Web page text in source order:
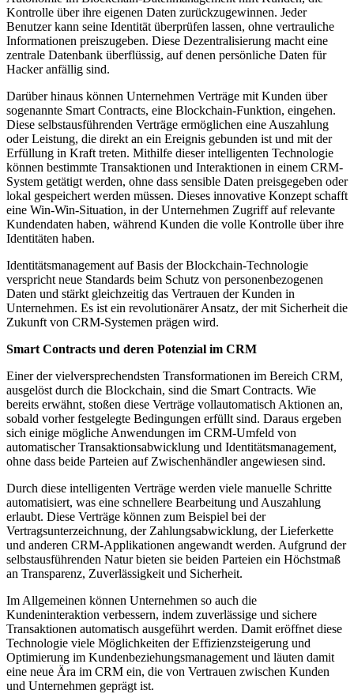
Kontrolle über ihre eigenen Daten zurückzugewinnen. Jeder
Benutzer kann seine Identität überprüfen lassen, ohne vertrauliche
Informationen preiszugeben. Diese Dezentralisierung macht eine
zentrale Datenbank überflüssig, auf denen persönliche Daten für
Hacker anfällig sind.
Darüber hinaus können Unternehmen Verträge mit Kunden über
sogenannte Smart Contracts, eine Blockchain-Funktion, eingehen.
Diese selbstausführenden Verträge ermöglichen eine Auszahlung
oder Leistung, die direkt an ein Ereignis gebunden ist und mit der
Erfüllung in Kraft treten. Mithilfe dieser intelligenten Technologie
können bestimmte Transaktionen und Interaktionen in einem CRM-
System getätigt werden, ohne dass sensible Daten preisgegeben oder
lokal gespeichert werden müssen. Dieses innovative Konzept schafft
eine Win-Win-Situation, in der Unternehmen Zugriff auf relevante
Kundendaten haben, während Kunden die volle Kontrolle über ihre
Identitäten haben.
Identitätsmanagement auf Basis der Blockchain-Technologie
verspricht neue Standards beim Schutz von personenbezogenen
Daten und stärkt gleichzeitig das Vertrauen der Kunden in
Unternehmen. Es ist ein revolutionärer Ansatz, der mit Sicherheit die
Zukunft von CRM-Systemen prägen wird.
Smart Contracts und deren Potenzial im CRM
Einer der vielversprechendsten Transformationen im Bereich CRM,
ausgelöst durch die Blockchain, sind die Smart Contracts. Wie
bereits erwähnt, stoßen diese Verträge vollautomatisch Aktionen an,
sobald vorher festgelegte Bedingungen erfüllt sind. Daraus ergeben
sich einige mögliche Anwendungen im CRM-Umfeld von
automatischer Transaktionsabwicklung und Identitätsmanagement,
ohne dass beide Parteien auf Zwischenhändler angewiesen sind.
Durch diese intelligenten Verträge werden viele manuelle Schritte
automatisiert, was eine schnellere Bearbeitung und Auszahlung
erlaubt. Diese Verträge können zum Beispiel bei der
Vertragsunterzeichnung, der Zahlungsabwicklung, der Lieferkette
und anderen CRM-Applikationen angewandt werden. Aufgrund der
selbstausführenden Natur bieten sie beiden Parteien ein Höchstmaß
an Transparenz, Zuverlässigkeit und Sicherheit.
Im Allgemeinen können Unternehmen so auch die
Kundeninteraktion verbessern, indem zuverlässige und sichere
Transaktionen automatisch ausgeführt werden. Damit eröffnet diese
Technologie viele Möglichkeiten der Effizienzsteigerung und
Optimierung im Kundenbeziehungsmanagement und läuten damit
eine neue Ära im CRM ein, die von Vertrauen zwischen Kunden
und Unternehmen geprägt ist.